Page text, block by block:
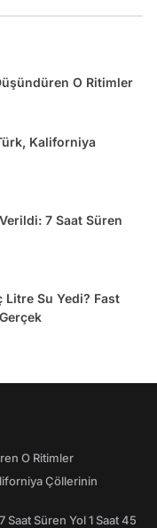
O Ritimler
Kaliforniya
7 Saat Süren
Litre Su Yedi? Fast
O Ritimler
Çöllerinin
Saat Süren Yol 1 Saat 45